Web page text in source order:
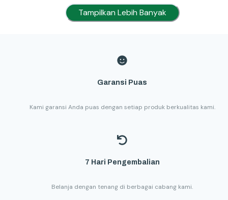
Tampilkan Lebih Banyak
Garansi Puas
Kami garansi Anda puas dengan setiap produk berkualitas kami.
7 Hari Pengembalian
Belanja dengan tenang di berbagai cabang kami.